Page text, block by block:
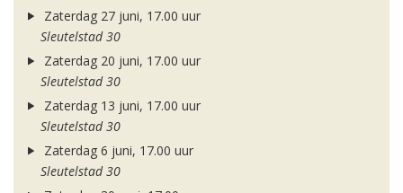
Zaterdag 27 juni, 17.00 uur
Sleutelstad 30
Zaterdag 20 juni, 17.00 uur
Sleutelstad 30
Zaterdag 13 juni, 17.00 uur
Sleutelstad 30
Zaterdag 6 juni, 17.00 uur
Sleutelstad 30